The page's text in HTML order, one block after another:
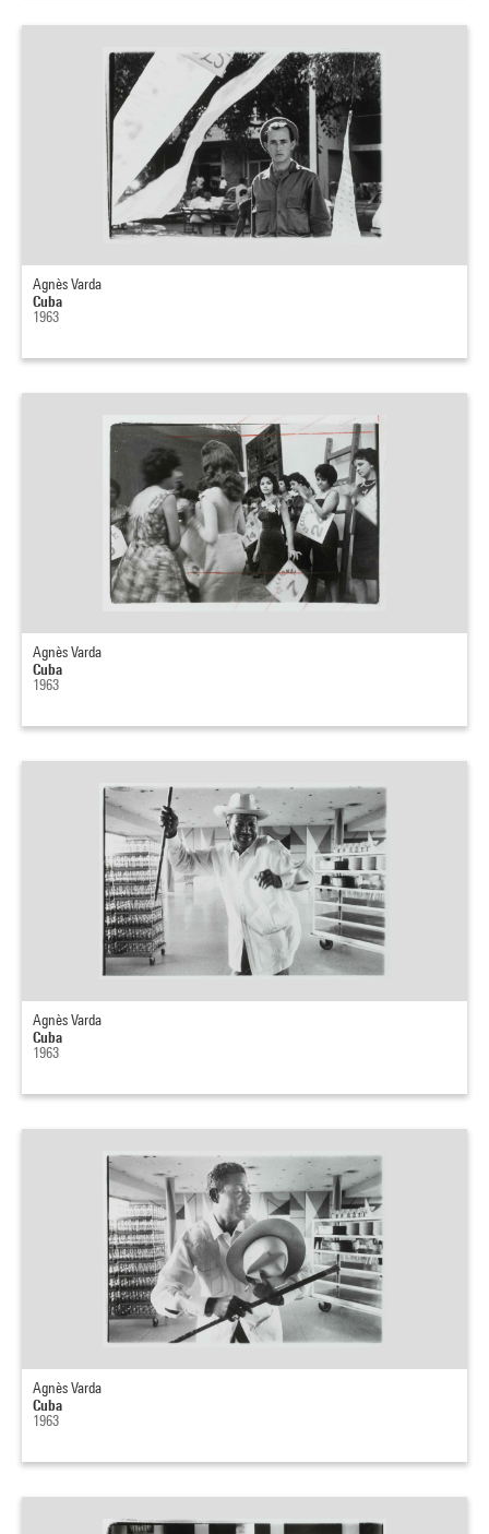
Agnès Varda
Cuba
1963
Agnès Varda
Cuba
1963
Agnès Varda
Cuba
1963
Agnès Varda
Cuba
1963